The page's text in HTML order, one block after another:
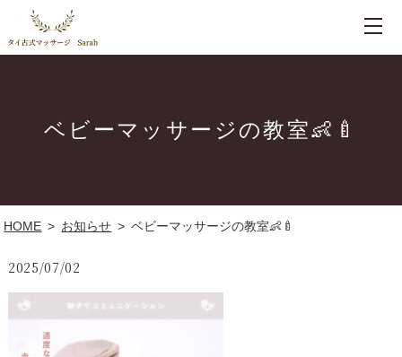
ベビーマッサージの教室👶🍼
HOME お知らせ ベビーマッサージの教室👶🍼
2025/07/02